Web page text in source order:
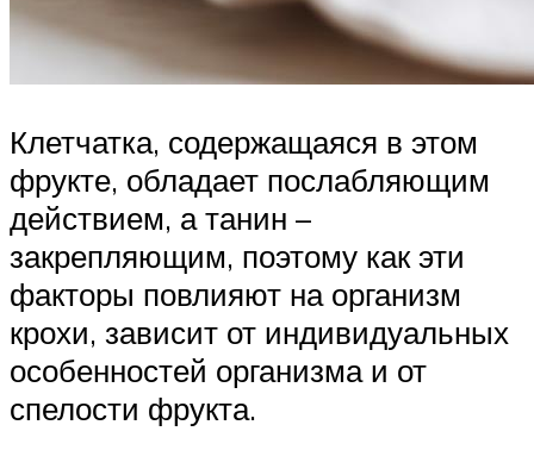
Клетчатка, содержащаяся в этом
фрукте, обладает послабляющим
действием, а танин –
закрепляющим, поэтому как эти
факторы повлияют на организм
крохи, зависит от индивидуальных
особенностей организма и от
спелости фрукта.